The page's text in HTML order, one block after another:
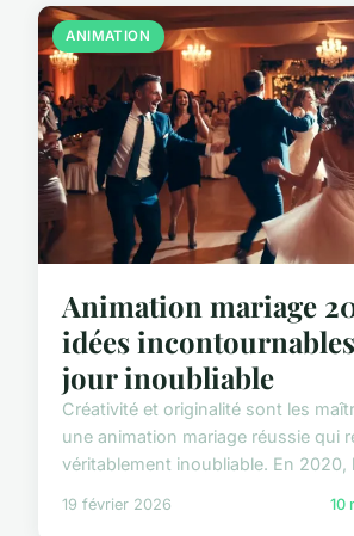
ANIMATION
Animation mariage
idées
jour inoubliable
Créativité et originalité sont les
une animation mariage réussie qui
véritablement inoubliable. En 2020,
19 février 2026 10